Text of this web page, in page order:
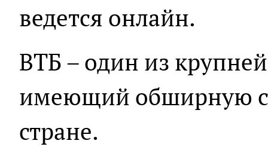
ведется онлайн.
ВТБ – один из
имеющий обширную
стране.